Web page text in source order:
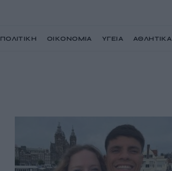
ΠΟΛΙΤΙΚΗ ΟΙΚΟΝΟΜΙΑ ΥΓΕΙΑ ΑΘΛΗΤΙΚΑ